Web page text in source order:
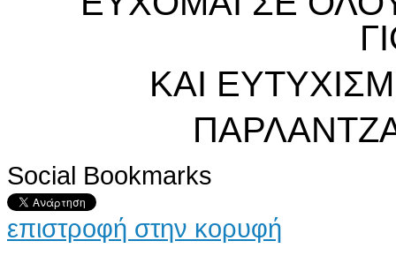
ΚΑΙ
Social Bookmarks
επιστροφή στην κορυφή